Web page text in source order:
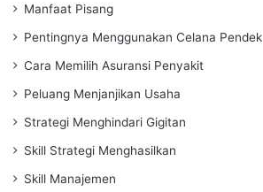
Manfaat Pisang
Pentingnya Menggunakan Celana Pendek
Cara Memilih Asuransi Penyakit
Peluang Menjanjikan Usaha
Strategi Menghindari Gigitan
Skill Strategi Menghasilkan
Skill Manajemen